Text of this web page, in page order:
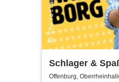
Schlager &
Borg und
Offenburg,